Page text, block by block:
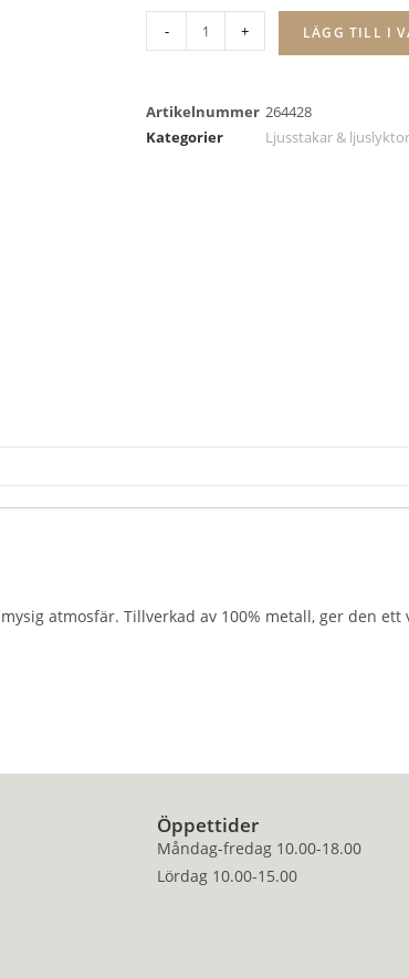
- + LÄGG TILL I
Artikelnummer 264428
Kategorier
Ljusstakar & ljuslyktor
atmosfär. Tillverkad av 100% metall, ger den
Öppettider
Måndag-fredag 10.00-18.00
Lördag 10.00-15.00